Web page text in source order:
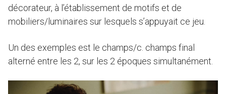
décorateur, à l’établissement de motifs et de
mobiliers/luminaires sur lesquels s’appuyait ce jeu.
Un des exemples est le champs/c. champs final
alterné entre les 2, sur les 2 époques simultanément.